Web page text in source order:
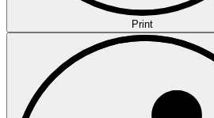
Print